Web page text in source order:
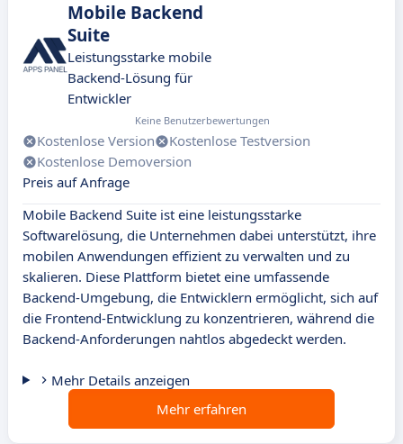
Mobile Backend
Suite
Leistungsstarke mobile
Backend-Lösung für
Entwickler
Keine Benutzerbewertungen
Kostenlose Version
Kostenlose Testversion
Kostenlose Demoversion
Preis auf Anfrage
Mobile Backend Suite ist eine leistungsstarke
Softwarelösung, die Unternehmen dabei unterstützt, ihre
mobilen Anwendungen effizient zu verwalten und zu
skalieren. Diese Plattform bietet eine umfassende
Backend-Umgebung, die Entwicklern ermöglicht, sich auf
die Frontend-Entwicklung zu konzentrieren, während die
Backend-Anforderungen nahtlos abgedeckt werden.
Mehr Details anzeigen
Mehr erfahren